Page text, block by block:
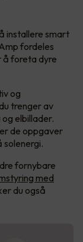
installere smart
fordeles
å foreta dyre
og
trenger av
elbillader.
de oppgaver
solenergi.
fornybare
med
du også